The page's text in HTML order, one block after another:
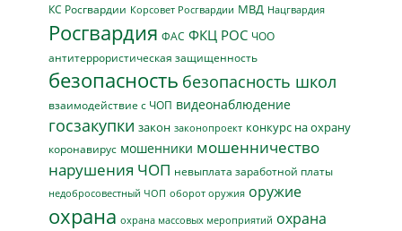
КС Росгвардии Корсовет Росгвардии МВД Нацгвардия
Росгвардия ФАС ФКЦ РОС ЧОО
антитеррористическая защищенность
безопасность безопасность школ
взаимодействие с ЧОП видеонаблюдение
госзакупки закон законопроект конкурс на охрану
коронавирус мошенники мошенничество
нарушения ЧОП невыплата заработной платы
недобросовестный ЧОП оборот оружия оружие
охрана охрана массовых мероприятий охрана